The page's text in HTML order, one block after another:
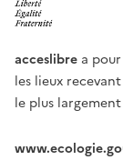
acceslibre a
les lieux
le plus